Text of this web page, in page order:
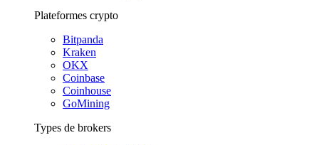
Plateformes crypto
Bitpanda
Kraken
OKX
Coinbase
Coinhouse
GoMining
Types de brokers